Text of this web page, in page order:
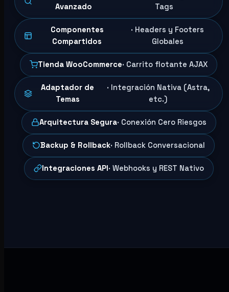
Avanzado
Tags
Componentes
Compartidos
· Headers y Footers
Globales
Tienda WooCommerce· Carrito flotante AJAX
Adaptador de
Temas
· Integración Nativa (Astra,
etc.)
Arquitectura Segura· Conexión Cero Riesgos
Backup & Rollback· Rollback Conversacional
Integraciones API· Webhooks y REST Nativo